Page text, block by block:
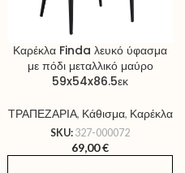
Καρέκλα Finda λευκό ύφασμα
με πόδι μεταλλικό μαύρο
59x54x86.5εκ
TΡΑΠΕΖΑΡΙΑ, Κάθισμα, Καρέκλα
SKU: 327-000072
69,00€